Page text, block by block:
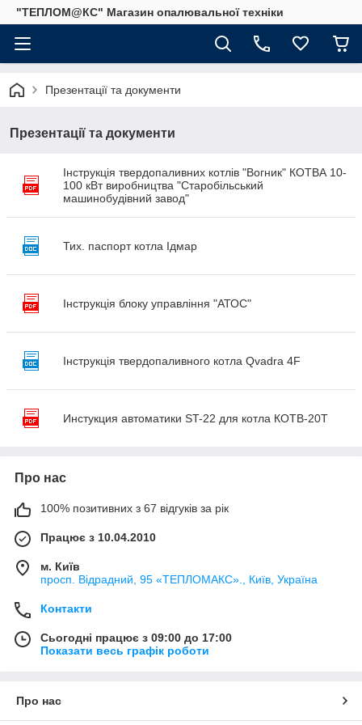
"ТЕПЛОМ@КС" Магазин опалювальної техніки
Презентації та документи
Презентації та документи
Інструкція твердопаливних котлів "Вогник" КОТВА 10-
100 кВт виробництва "Старобільський
машинобудівний завод"
Тих. паспорт котла Ідмар
Інструкція блоку управління "АТОС"
Інструкція твердопаливного котла Qvadra 4F
Инстукция автоматики ST-22 для котла КОТВ-20Т
Про нас
100% позитивних з 67 відгуків за рік
Працює з 10.04.2010
м. Київ
просп. Відрадний, 95 «ТЕПЛОМАКС»., Київ, Україна
Контакти
Сьогодні працює з 09:00 до 17:00
Показати весь графік роботи
Про нас